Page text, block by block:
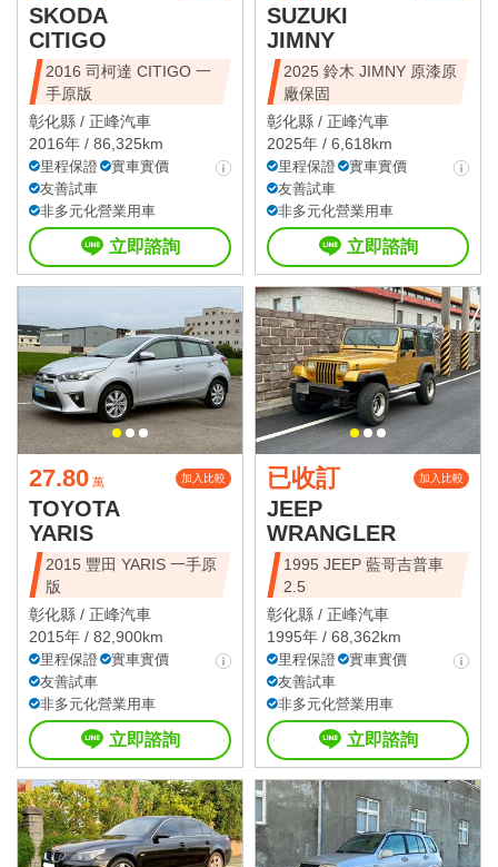
SKODA
CITIGO
2016 司柯達 CITIGO 一
手原版
彰化縣 / 正峰汽車
2016年 / 86,325km
里程保證
實車實價
友善試車
非多元化營業用車
立即諮詢
SUZUKI
JIMNY
2025 鈴木 JIMNY 原漆原
廠保固
彰化縣 / 正峰汽車
2025年 / 6,618km
里程保證
實車實價
友善試車
非多元化營業用車
立即諮詢
27.80 萬 加入比較
TOYOTA
YARIS
2015 豐田 YARIS 一手原
版
彰化縣 / 正峰汽車
2015年 / 82,900km
里程保證
實車實價
友善試車
非多元化營業用車
立即諮詢
已收訂 加入比較
JEEP
WRANGLER
1995 JEEP 藍哥吉普車
2.5
彰化縣 / 正峰汽車
1995年 / 68,362km
里程保證
實車實價
友善試車
非多元化營業用車
立即諮詢